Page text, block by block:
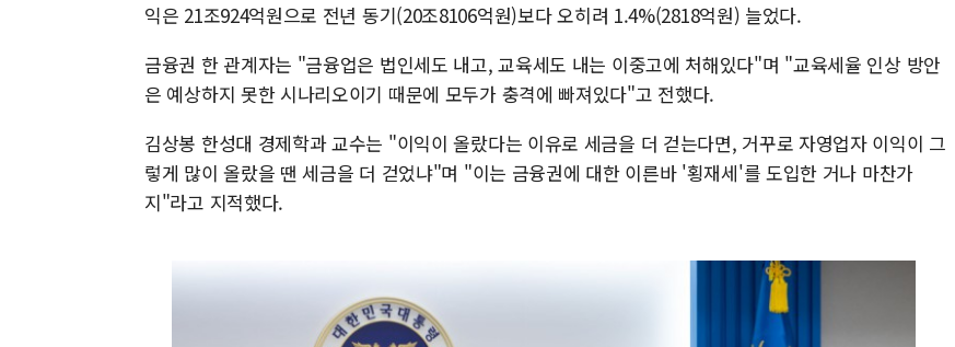
익은 21조924억원으로 전년 동기(20조8106억원)보다 오히려 1.4%(2818억원) 늘었다.
금융권 한 관계자는 "금융업은 법인세도 내고, 교육세도 내는 이중고에 처해있다"며 "교육세율 인상 방안
은 예상하지 못한 시나리오이기 때문에 모두가 충격에 빠져있다"고 전했다.
김상봉 한성대 경제학과 교수는 "이익이 올랐다는 이유로 세금을 더 걷는다면, 거꾸로 자영업자 이익이 그
렇게 많이 올랐을 땐 세금을 더 걷었냐"며 "이는 금융권에 대한 이른바 '횡재세'를 도입한 거나 마찬가
지"라고 지적했다.